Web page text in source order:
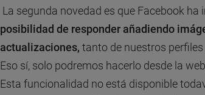
La segunda novedad es que Facebook ha
posibilidad de responder añadiendo
actualizaciones, tanto de nuestros
Eso sí, solo podremos hacerlo desde la
Esta funcionalidad no está disponible